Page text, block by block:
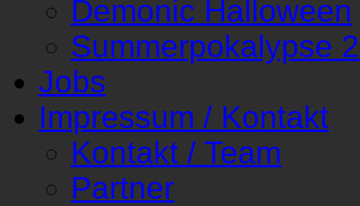
Demonic Halloween
Summerpokalypse
Jobs
Impressum / Kontakt
Kontakt / Team
Partner